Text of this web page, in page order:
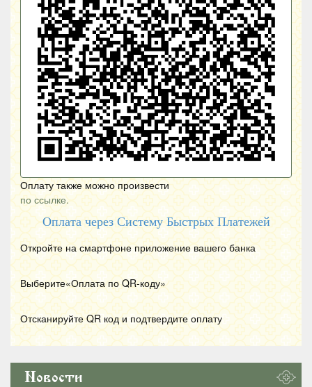
Оплату также можно произвести
по ссылке.
Оплата через Систему Быстрых Платежей
Откройте на смартфоне приложение вашего банка
Выберите«Оплата по QR-коду»
Отсканируйте QR код и подтвердите оплату
Новости